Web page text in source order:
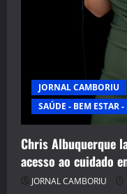
JORNAL CAMBORIU
SAÚDE - BEM ESTAR
Chris Albuquerque
acesso ao cuidado
JORNAL CAMBORIU